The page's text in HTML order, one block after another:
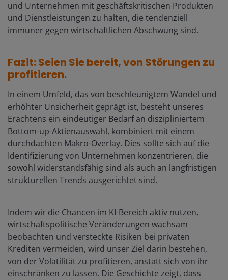
und Unternehmen mit geschäftskritischen Produkten
und Dienstleistungen zu halten, die tendenziell
immuner gegen wirtschaftlichen Abschwung sind.
Fazit: Seien Sie bereit, von Störungen zu
profitieren.
In einem Umfeld, das von beschleunigtem Wandel und
erhöhter Unsicherheit geprägt ist, besteht unseres
Erachtens ein eindeutiger Bedarf an diszipliniertem
Bottom-up-Aktienauswahl, kombiniert mit einem
durchdachten Makro-Overlay. Dies sollte sich auf die
Identifizierung von Unternehmen konzentrieren, die
sowohl widerstandsfähig sind als auch an langfristigen
strukturellen Trends ausgerichtet sind.
Indem wir die Chancen im KI-Bereich aktiv nutzen,
wirtschaftspolitische Veränderungen wachsam
beobachten und versteckte Risiken bei privaten
Krediten vermeiden, wird unser Ziel darin bestehen,
von der Volatilität zu profitieren, anstatt sich von ihr
einschränken zu lassen. Die Geschichte zeigt, dass